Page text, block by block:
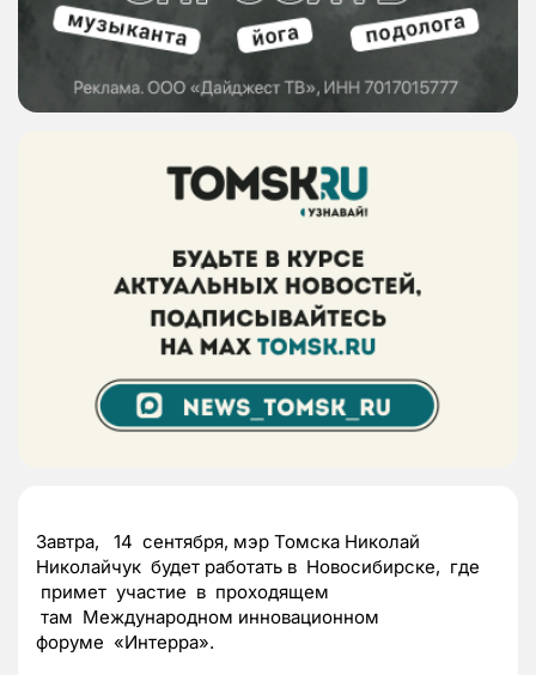
Завтра, 14 сентября, мэр Томска Николай
Николайчук будет работать в Новосибирске, где
примет участие в проходящем
там Международном инновационном
форуме «Интерра».